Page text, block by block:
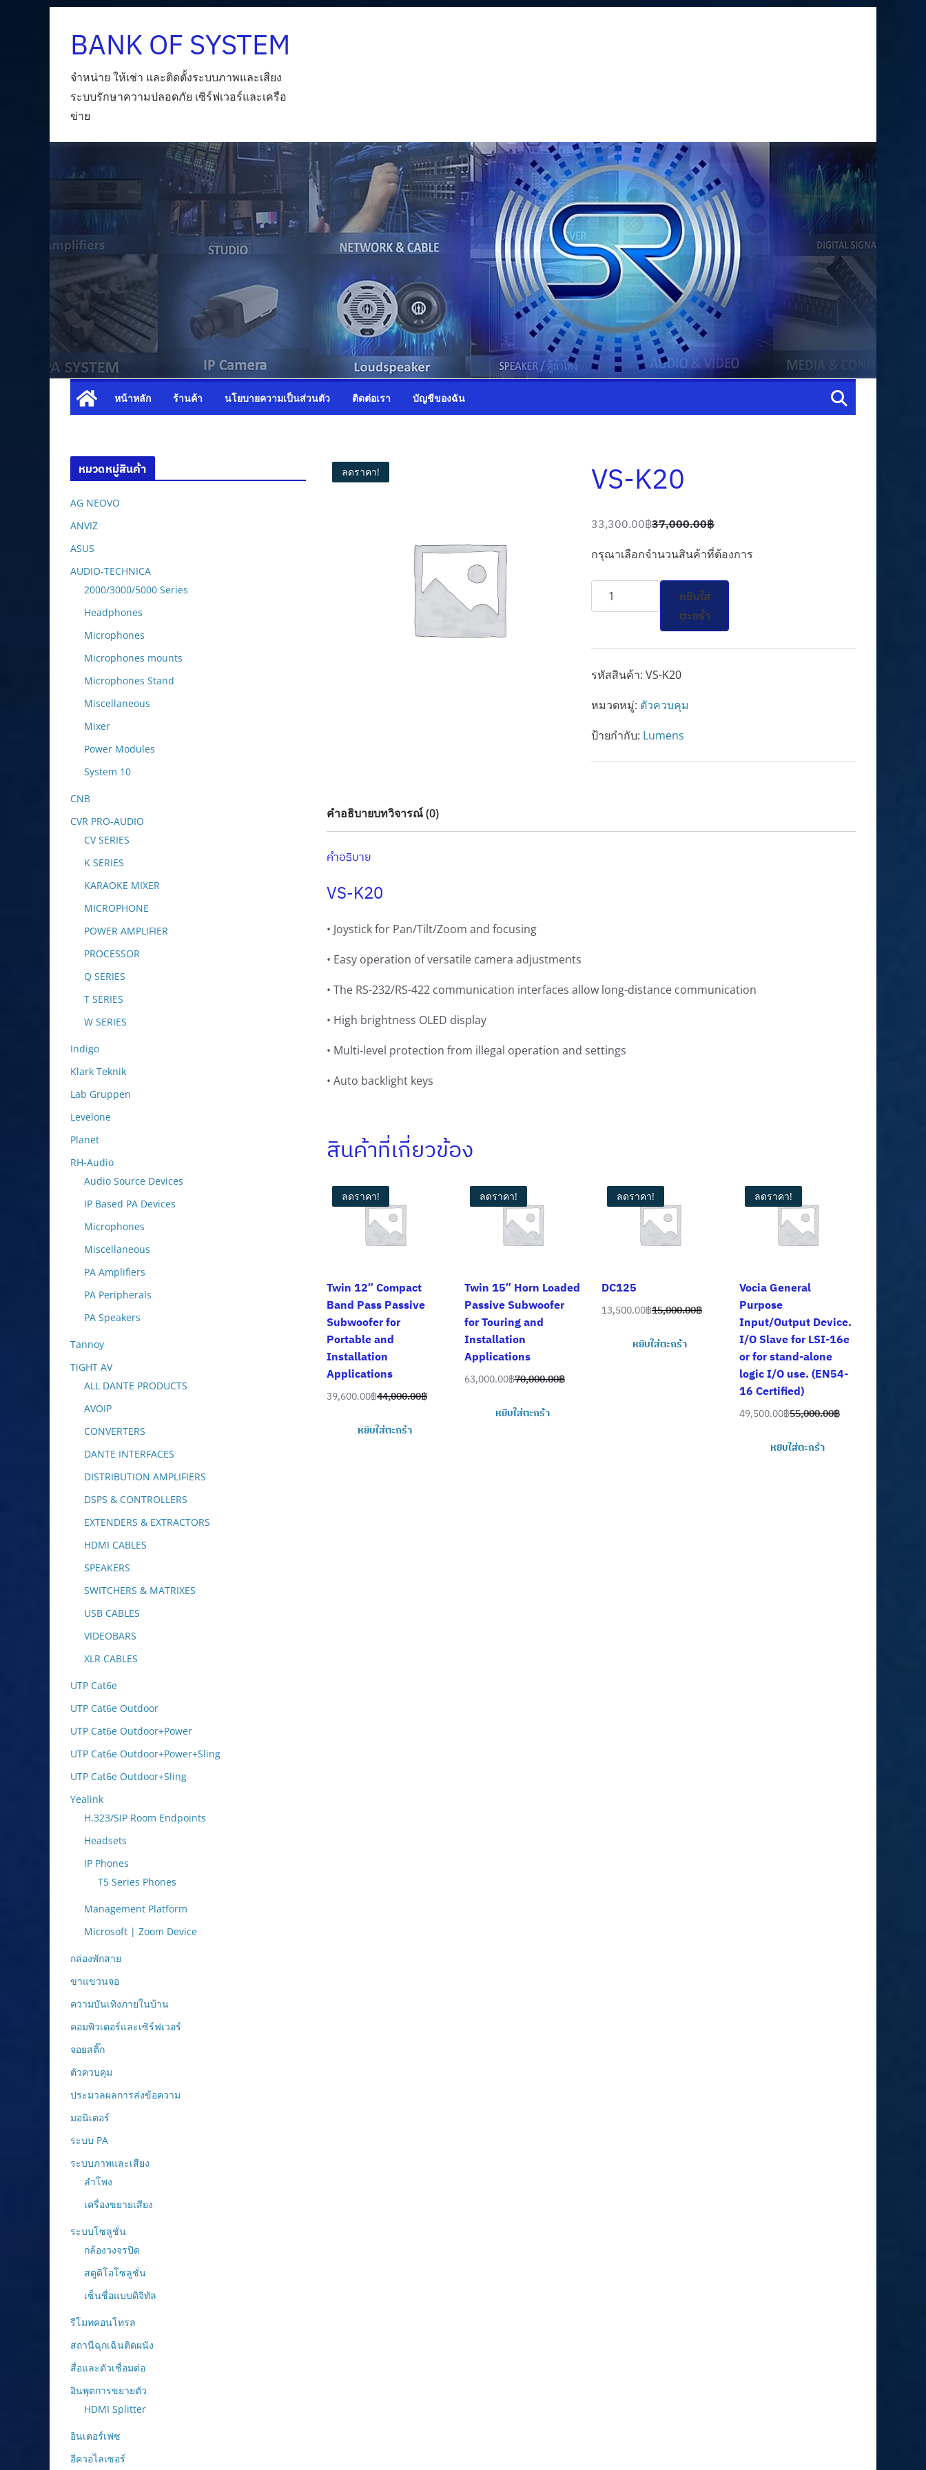
contentBANK OF SYSTEM
จำหน่าย ให้เช่า และติดตั้งระบบภาพและเสียง
ระบบรักษาความปลอดภัย เซิร์ฟเวอร์และเครือ
ข่าย
หน้าหลัก ร้านค้า นโยบายความเป็นส่วนตัว ติดต่อเรา บัญชีของฉัน
ลดราคา! VS-K20
37,000.00฿
O
r
i
a
r
e
0
.
33,300.00฿
C
u
e
t
i
i
฿
กรุณาเลือกจำนวนสินค้าที่ต้องการ
จำนวน
VS-
ชิ้น
หยิบใส่
ตะกร้า
รหัสสินค้า: VS-K20
หมวดหมู่: ตัวควบคุม
ป้ายกำกับ: Lumens
คำอธิบายบทวิจารณ์ (0)
คำอธิบาย
VS-K20
• Joystick for Pan/Tilt/Zoom and focusing
• Easy operation of versatile camera adjustments
• The RS-232/RS-422 communication interfaces allow long-distance communication
• High brightness OLED display
• Multi-level protection from illegal operation and settings
• Auto backlight keys
สินค้าที่เกี่ยวข้อง
ลดราคา!
Twin 12″ Compact
Band Pass Passive
Subwoofer for
Portable and
Installation
Applications
44,000.00฿
Original
39,600.00฿
Current
หยิบใส่ตะกร้า
ลดราคา!
Twin 15″ Horn Loaded
Passive Subwoofer
for Touring and
Installation
Applications
70,000.00฿
Original
63,000.00฿
Current
หยิบใส่ตะกร้า
ลดราคา!
DC125
15,000.00฿
Original
13,500.00฿
Current
หยิบใส่ตะกร้า
ลดราคา!
Vocia General
Purpose
Input/Output Device.
I/O Slave for LSI-16e
or for stand-alone
logic I/O use. (EN54-
16 Certified)
55,000.00฿
Original
49,500.00฿
Current
หยิบใส่ตะกร้า
หมวดหมู่สินค้า
AG NEOVO
ANVIZ
ASUS
AUDIO-TECHNICA
2000/3000/5000 Series
Headphones
Microphones
Microphones mounts
Microphones Stand
Miscellaneous
Mixer
Power Modules
System 10
CNB
CVR PRO-AUDIO
CV SERIES
K SERIES
KARAOKE MIXER
MICROPHONE
POWER AMPLIFIER
PROCESSOR
Q SERIES
T SERIES
W SERIES
Indigo
Klark Teknik
Lab Gruppen
Levelone
Planet
RH-Audio
Audio Source Devices
IP Based PA Devices
Microphones
Miscellaneous
PA Amplifiers
PA Peripherals
PA Speakers
Tannoy
TiGHT AV
ALL DANTE PRODUCTS
AVOIP
CONVERTERS
DANTE INTERFACES
DISTRIBUTION AMPLIFIERS
DSPS & CONTROLLERS
EXTENDERS & EXTRACTORS
HDMI CABLES
SPEAKERS
SWITCHERS & MATRIXES
USB CABLES
VIDEOBARS
XLR CABLES
UTP Cat6e
UTP Cat6e Outdoor
UTP Cat6e Outdoor+Power
UTP Cat6e Outdoor+Power+Sling
UTP Cat6e Outdoor+Sling
Yealink
H.323/SIP Room Endpoints
Headsets
IP Phones
T5 Series Phones
Management Platform
Microsoft | Zoom Device
กล่องพักสาย
ขาแขวนจอ
ความบันเทิงภายในบ้าน
คอมพิวเตอร์และเซิร์ฟเวอร์
จอยสติ๊ก
ตัวควบคุม
ประมวลผลการส่งข้อความ
มอนิเตอร์
ระบบ PA
ระบบภาพและเสียง
ลำโพง
เครื่องขยายเสียง
ระบบโซลูชั่น
กล้องวงจรปิด
สตูดิโอโซลูชั่น
เซ็นชื่อแบบดิจิทัล
รีโมทคอนโทรล
สถานีฉุกเฉินติดผนัง
สื่อและตัวเชื่อมต่อ
อินพุตการขยายตัว
HDMI Splitter
อินเตอร์เฟซ
อีควอไลเซอร์